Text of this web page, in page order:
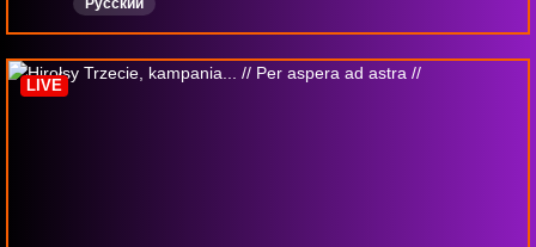
Русский
LIVE